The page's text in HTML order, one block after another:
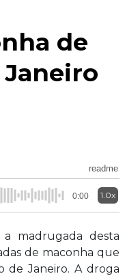
de
Janeiro
readme
0:00 1.0x
madrugada desta
de maconha que
de Janeiro. A droga